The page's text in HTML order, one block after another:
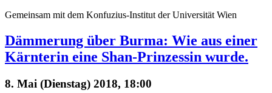
Gemeinsam mit dem Konfuzius-Institut der Universität Wien
Dämmerung über Burma: Wie aus einer
Kärnterin eine Shan-Prinzessin wurde.
8. Mai (Dienstag) 2018, 18:00